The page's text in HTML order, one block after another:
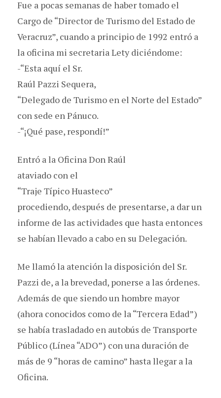
Fue a pocas semanas de haber tomado el
Cargo de “Director de Turismo del Estado de
Veracruz”, cuando a principio de 1992 entró a
la oficina mi secretaria Lety diciéndome:
-“Esta aquí el Sr.
Raúl Pazzi Sequera,
“Delegado de Turismo en el Norte del Estado”
con sede en Pánuco.
-“¡Qué pase, respondí!”
Entró a la Oficina Don Raúl
ataviado con el
“Traje Típico Huasteco”
procediendo, después de presentarse, a dar un
informe de las actividades que hasta entonces
se habían llevado a cabo en su Delegación.
Me llamó la atención la disposición del Sr.
Pazzi de, a la brevedad, ponerse a las órdenes.
Además de que siendo un hombre mayor
(ahora conocidos como de la “Tercera Edad”)
se había trasladado en autobús de Transporte
Público (Línea “ADO”) con una duración de
más de 9 “horas de camino” hasta llegar a la
Oficina.